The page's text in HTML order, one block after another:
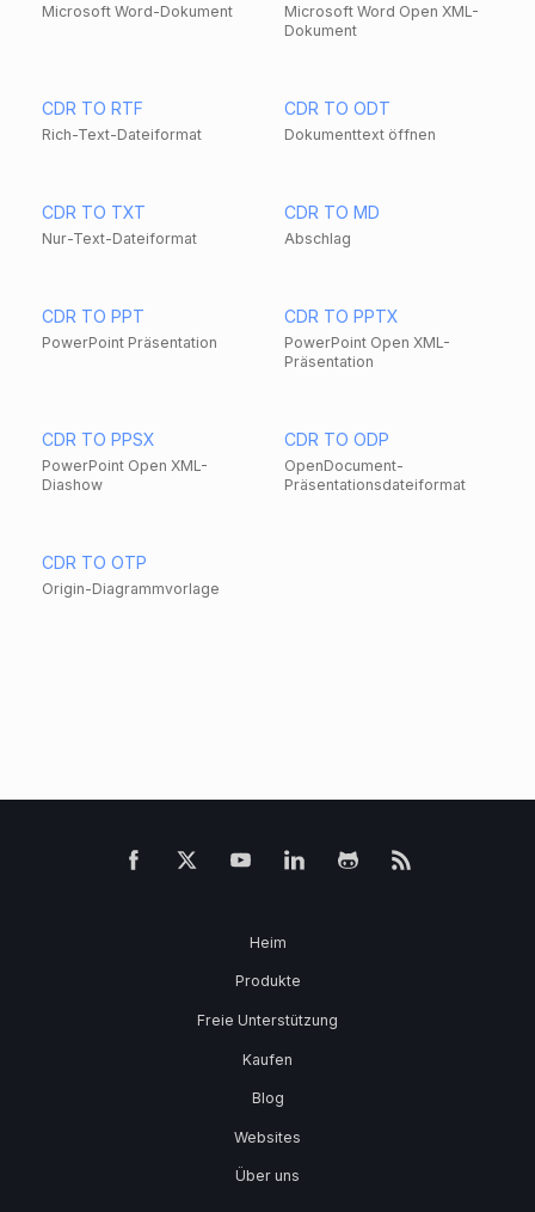
Microsoft Word-Dokument
Microsoft Word Open XML-
Dokument
CDR TO RTF
Rich-Text-Dateiformat
CDR TO ODT
Dokumenttext öffnen
CDR TO TXT
Nur-Text-Dateiformat
CDR TO MD
Abschlag
CDR TO PPT
PowerPoint Präsentation
CDR TO PPTX
PowerPoint Open XML-
Präsentation
CDR TO PPSX
PowerPoint Open XML-
Diashow
CDR TO ODP
OpenDocument-
Präsentationsdateiformat
CDR TO OTP
Origin-Diagrammvorlage
Heim
Produkte
Freie Unterstützung
Kaufen
Blog
Websites
Über uns